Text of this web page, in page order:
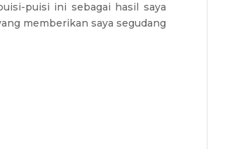
puisi ini sebagai hasil saya
memberikan saya segudang